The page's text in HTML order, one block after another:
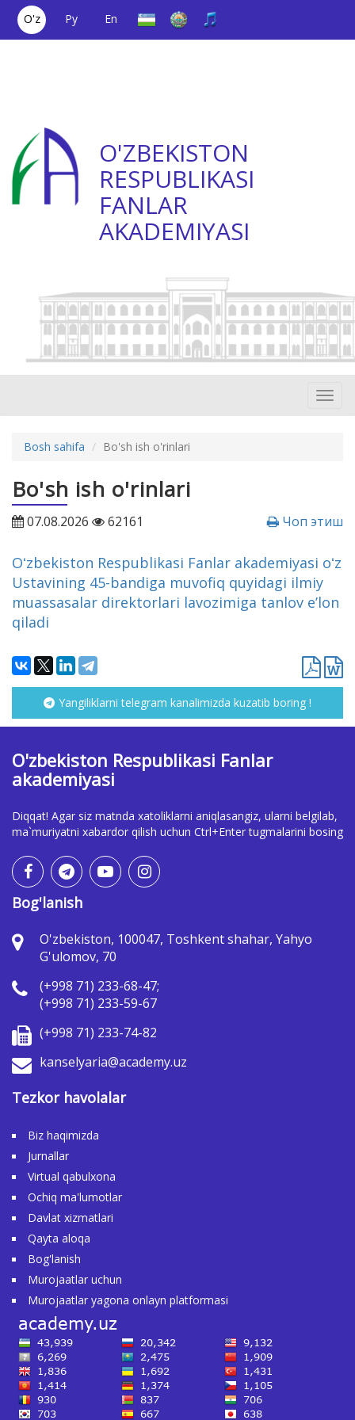
O'z Ру
En
O'ZBEKISTON
RESPUBLIKASI
FANLAR
AKADEMIYASI
Bosh sahifa Bo'sh ish o'rinlari
Bo'sh ish o'rinlari
07.08.2026 62161 Чоп этиш
Oʻzbekiston Respublikasi Fanlar akademiyasi oʻz
Ustavining 45-bandiga muvofiq quyidagi ilmiy
muassasalar direktorlari lavozimiga tanlov eʼlon
qiladi
Yangiliklarni telegram kanalimizda kuzatib boring !
O'zbekiston Respublikasi Fanlar
akademiyasi
Diqqat! Agar siz matnda xatoliklarni aniqlasangiz, ularni belgilab,
ma`muriyatni xabardor qilish uchun Ctrl+Enter tugmalarini bosing
Bog'lanish
O'zbekiston, 100047, Toshkent shahar, Yahyo
G'ulomov, 70
(+998 71) 233-68-47;
(+998 71) 233-59-67
(+998 71) 233-74-82
kanselyaria@academy.uz
Tezkor havolalar
Biz haqimizda
Jurnallar
Virtual qabulxona
Ochiq ma'lumotlar
Davlat xizmatlari
Qayta aloqa
Bog'lanish
Murojaatlar uchun
Murojaatlar yagona onlayn platformasi